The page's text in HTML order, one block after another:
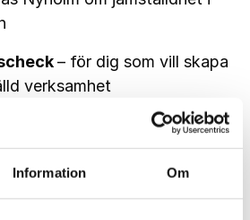
Information Om
– för dig som vill skapa
verksamhet
>>